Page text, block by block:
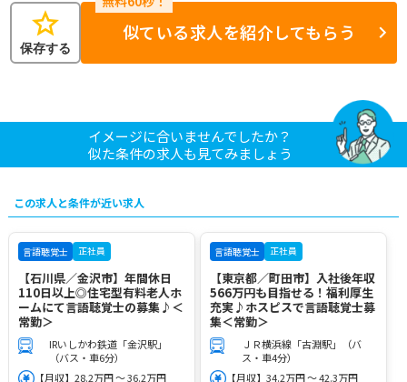
star
保存する
似ている求人を紹介してもらう
イメージに合いませんでしたか？
似た条件の求人も見てみましょう
この求人と条件が近い求人
言語聴覚士 正社員
【石川県／金沢市】年間休日
110日以上◎住宅型有料老人ホ
ームにて言語聴覚士の募集♪＜
常勤＞
IRいしかわ鉄道「金沢駅」
（バス・車6分）
【月収】28.2万円 ～ 36.2万円
言語聴覚士 正社員
【東京都／町田市】入社後年収
566万円も目指せる！福利厚生
充実♪ホスピスで言語聴覚士募
集＜常勤＞
ＪＲ横浜線「古淵駅」（バ
ス・車4分）
【月収】34.2万円 ～ 42.3万円